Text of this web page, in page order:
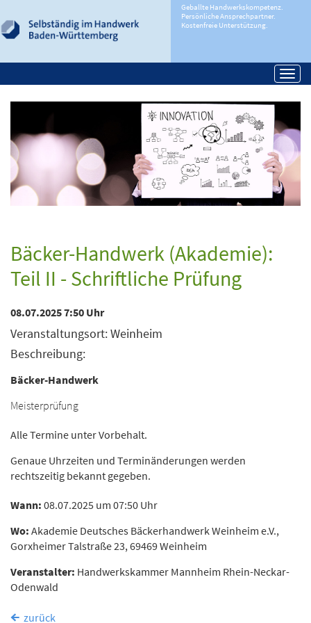
Geballte Handwerkskompetenz.
Persönliche Ansprechpartner.
Kostenfreie Unterstützung.
Bäcker-Handwerk (Akademie):
Teil II - Schriftliche Prüfung
08.07.2025 7:50 Uhr
Veranstaltungsort: Weinheim
Beschreibung:
Bäcker-Handwerk
Meisterprüfung
Alle Termine unter Vorbehalt.
Genaue Uhrzeiten und Terminänderungen werden
rechtszeitig bekannt gegeben.
Wann: 08.07.2025 um 07:50 Uhr
Wo: Akademie Deutsches Bäckerhandwerk Weinheim e.V.,
Gorxheimer Talstraße 23, 69469 Weinheim
Veranstalter: Handwerkskammer Mannheim Rhein-Neckar-
Odenwald
zurück